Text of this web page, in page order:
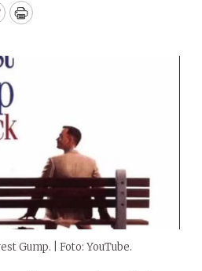
Print
Gump. | Foto: YouTube.